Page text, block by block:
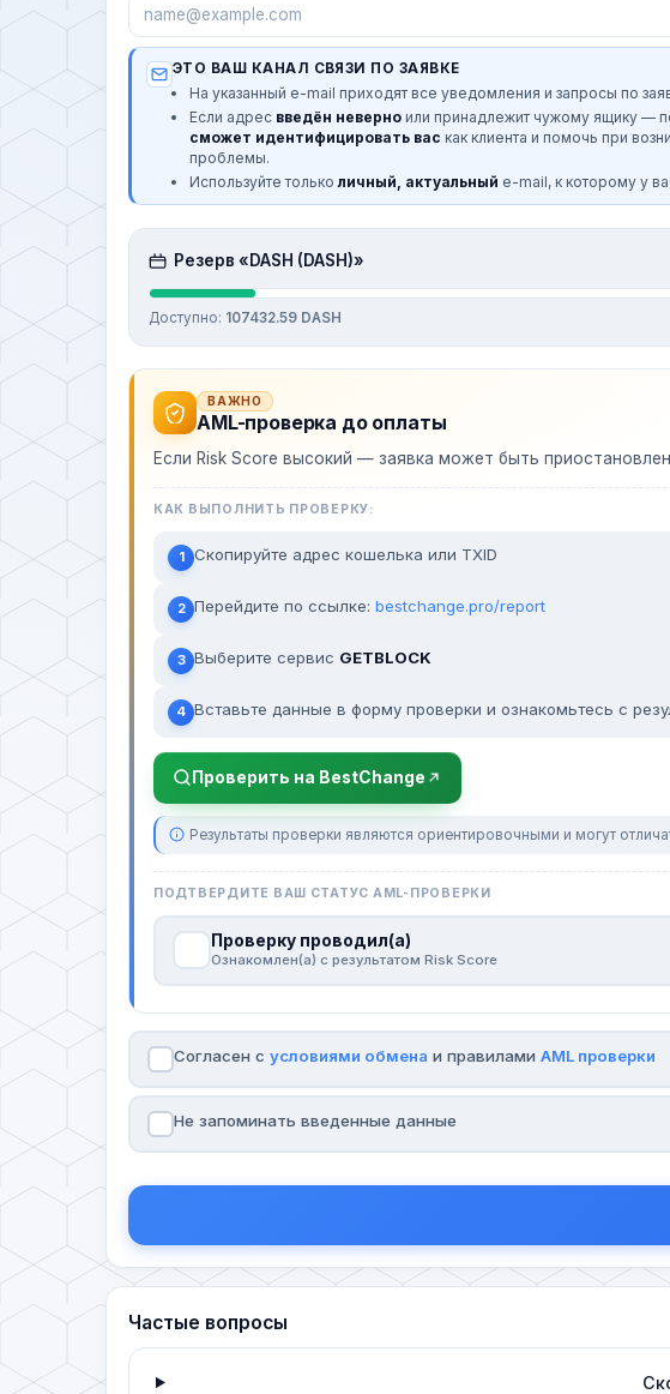
ЭТО ВАШ КАНАЛ СВЯЗИ ПО ЗАЯВКЕ
На указанный e-mail приходят все уведомления и запросы по
Если адрес введён неверно или принадлежит чужому ящику —
сможет идентифицировать вас как клиента и помочь при
проблемы.
Используйте только личный, актуальный e-mail, к которому у
Резерв «DASH (DASH)»
Доступно: 107432.59 DASH
ВАЖНО
AML-проверка до оплаты
Если Risk Score высокий — заявка может быть
КАК ВЫПОЛНИТЬ ПРОВЕРКУ:
1 Скопируйте адрес кошелька или TXID
2 Перейдите по ссылке: bestchange.pro/report
3 Выберите сервис GETBLOCK
4 Вставьте данные в форму проверки и ознакомьтесь с
Проверить на BestChange
Результаты проверки являются ориентировочными и могут
ПОДТВЕРДИТЕ ВАШ СТАТУС AML-ПРОВЕРКИ
Проверку проводил(а)
Ознакомлен(а) с результатом Risk Score
Согласен с условиями обмена и правилами AML проверки
Не запоминать введенные данные
Частые вопросы